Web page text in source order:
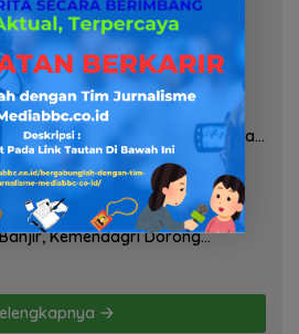
Diduga Pasir Timah di Pos AL
Masih Kami Dalami
7, 2026
Kinerja Dan Transparansi
P2TL PLN Dipertanyakan, Upaya
GM PLN UID S2JB Terkesan
Mata
7, 2026
Lahan Pertanian Brebes
Kemendagri Dorong